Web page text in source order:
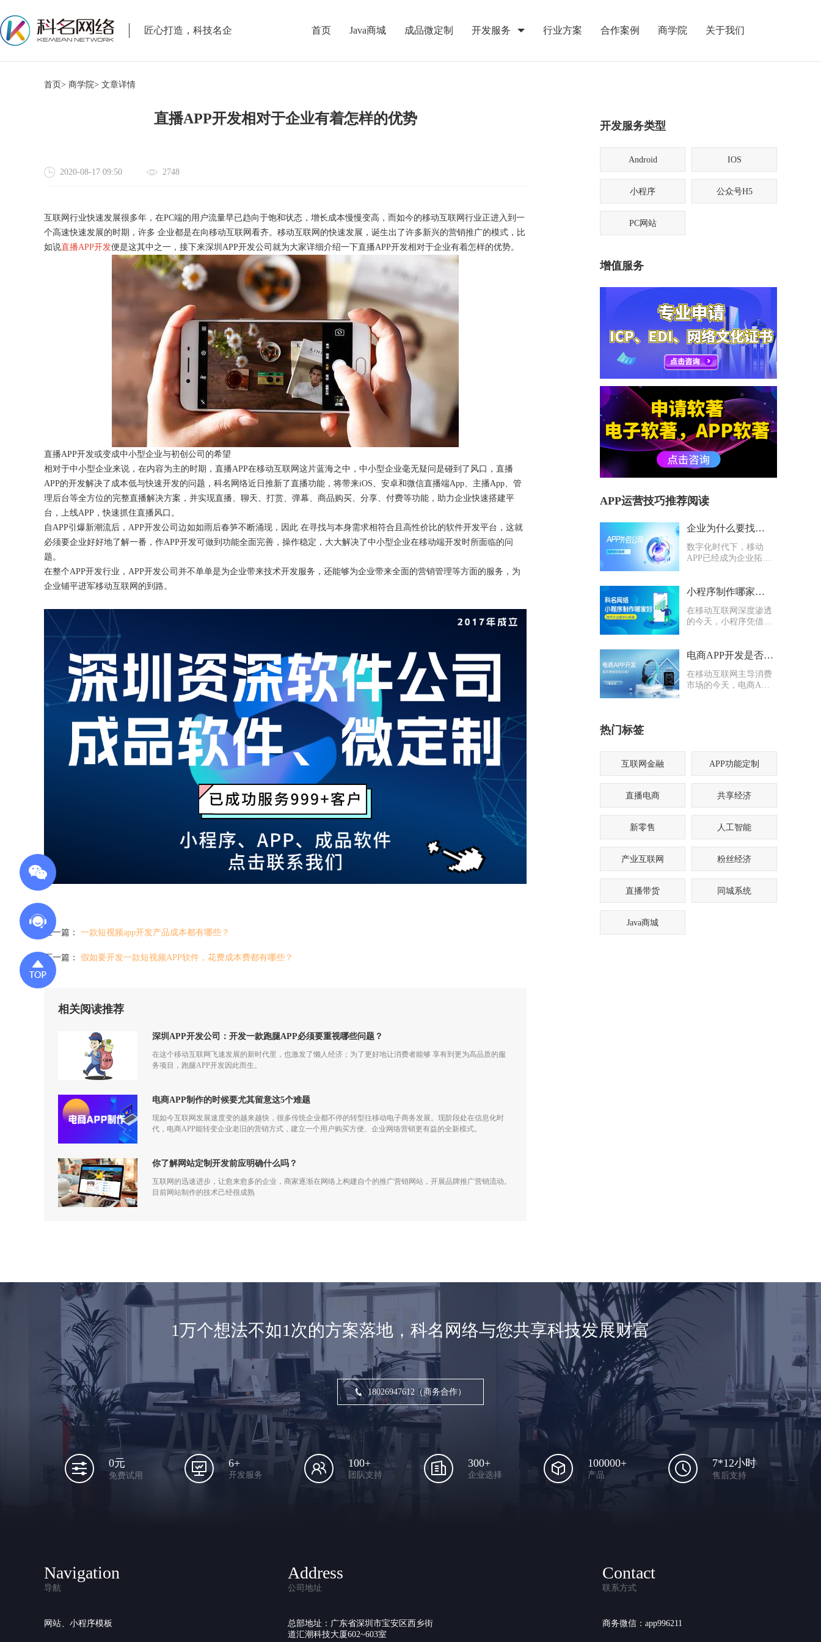
匠心打造，科技名企 首页 Java商城 成品微定制 开发服务 行业方案 合作案例 商学院 关于我们
首页> 商学院> 文章详情
直播APP开发相对于企业有着怎样的优势
2020-08-17 09:50 2748
互联网行业快速发展很多年，在PC端的用户流量早已趋向于饱和状态，增长成本慢慢变高，而如今的移动互联网行业正进入到一
个高速快速发展的时期，许多 企业都是在向移动互联网看齐。移动互联网的快速发展，诞生出了许多新兴的营销推广的模式，比
如说直播APP开发便是这其中之一，接下来深圳APP开发公司就为大家详细介绍一下直播APP开发相对于企业有着怎样的优势。
直播APP开发或变成中小型企业与初创公司的希望
相对于中小型企业来说，在内容为主的时期，直播APP在移动互联网这片蓝海之中，中小型企业毫无疑问是碰到了风口，直播
APP的开发解决了成本低与快速开发的问题，科名网络近日推新了直播功能，将带来iOS、安卓和微信直播端App、主播App、管
理后台等全方位的完整直播解决方案，并实现直播、聊天、打赏、弹幕、商品购买、分享、付费等功能，助力企业快速搭建平
台，上线APP，快速抓住直播风口。
自APP引爆新潮流后，APP开发公司边如如雨后春笋不断涌现，因此 在寻找与本身需求相符合且高性价比的软件开发平台，这就
必须要企业好好地了解一番，作APP开发可做到功能全面完善，操作稳定，大大解决了中小型企业在移动端开发时所面临的问
题。
在整个APP开发行业，APP开发公司并不单单是为企业带来技术开发服务，还能够为企业带来全面的营销管理等方面的服务，为
企业铺平进军移动互联网的到路。
上一篇： 一款短视频app开发产品成本都有哪些？
下一篇： 假如要开发一款短视频APP软件，花费成本费都有哪些？
相关阅读推荐
深圳APP开发公司：开发一款跑腿APP必须要重视哪些问题？
在这个移动互联网飞速发展的新时代里，也激发了懒人经济；为了更好地让消费者能够 享有到更为高品质的服
务项目，跑腿APP开发因此而生。
电商APP制作的时候要尤其留意这5个难题
现如今互联网发展速度变的越来越快，很多传统企业都不停的转型往移动电子商务发展。现阶段处在信息化时
代，电商APP能转变企业老旧的营销方式，建立一个用户购买方便、企业网络营销更有益的全新模式。
你了解网站定制开发前应明确什么吗？
互联网的迅速进步，让愈来愈多的企业，商家逐渐在网络上构建自个的推广营销网站，开展品牌推广营销流动。
目前网站制作的技术己经很成熟
开发服务类型
Android IOS
小程序 公众号H5
PC网站
增值服务
APP运营技巧推荐阅读
企业为什么要找专业APP外包公司？选择避坑指南
数字化时代下，移动
APP已经成为企业拓客
无论是电商零售、本地
业管理系统，定制化
APP都能有效打通线上
小程序制作哪家好？科名网络用专业筑牢企业数字化根基
在移动互联网深度渗透
的今天，小程序凭借轻
打通线上渠道、沉淀私
论是初创商户还是成熟
企业，都纷纷布局小程
电商APP开发是否要多做营销功能
在移动互联网主导消费
市场的今天，电商APP
开发是否要多做营销功
热门标签
互联网金融 APP功能定制
直播电商 共享经济
新零售 人工智能
产业互联网 粉丝经济
直播带货 同城系统
Java商城
1万个想法不如1次的方案落地，科名网络与您共享科技发展财富
18026947612（商务合作）
0元
免费试用
6+
开发服务
100+
团队支持
300+
企业选择
100000+
产品
7*12小时
售后支持
Navigation
导航
网站、小程序模板
Address
公司地址
总部地址：广东省深圳市宝安区西乡街
道汇潮科技大厦602~603室
Contact
联系方式
商务微信：app996211
获得产品报价方案
1万个想法不如1次的方案落地